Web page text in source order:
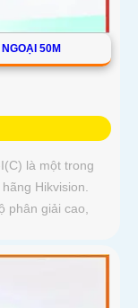
50M
là một trong
Hikvision.
phân giải cao,